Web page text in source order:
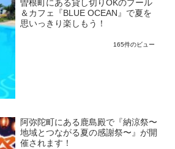
曽根町にある貸し切りOKのプール
＆カフェ『BLUE OCEAN』で夏を
思いっきり楽しもう！
165件のビュー
阿弥陀町にある鹿島殿で『納涼祭〜
地域とつながる夏の感謝祭〜』が開
催されます！